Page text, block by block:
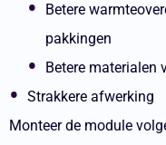
Betere
pakkingen
Betere materialen
Strakkere afwerking
Monteer de module